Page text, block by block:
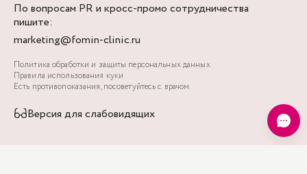
По вопросам PR и кросс-промо сотрудничества
пишите:
marketing@fomin-clinic.ru
Политика обработки и защиты персональных данных
Правила использования куки
Есть противопоказания, посоветуйтесь с врачом.
Версия для слабовидящих